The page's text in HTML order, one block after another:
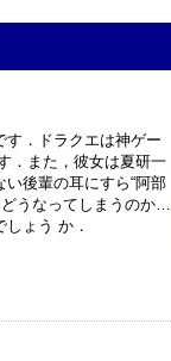
．ドラクエは神ゲー
．また，彼女は夏研一
後輩の耳にすら“阿部
どうなってしまうのか…
ょう か．